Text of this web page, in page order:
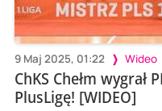
9 Maj 2025, 01:22 Wideo
ChKS Chełm wygrał
PlusLigę! [WIDEO]